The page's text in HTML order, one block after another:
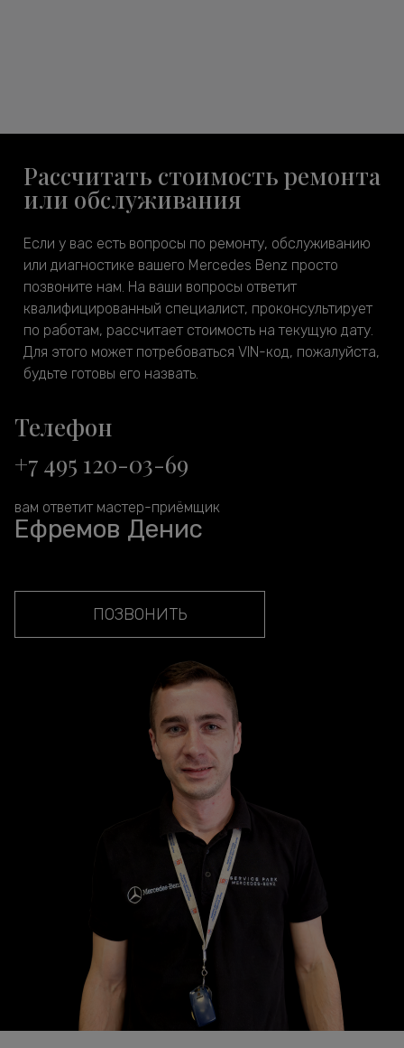
Рассчитать стоимость ремонта
или обслуживания
Если у вас есть вопросы по ремонту, обслуживанию
или диагностике вашего Mercedes Benz просто
позвоните нам. На ваши вопросы ответит
квалифицированный специалист, проконсультирует
по работам, рассчитает стоимость на текущую дату.
Для этого может потребоваться VIN-код, пожалуйста,
будьте готовы его назвать.
Телефон
+7 495 120-03-69
вам ответит мастер-приёмщик
Ефремов Денис
ПОЗВОНИТЬ